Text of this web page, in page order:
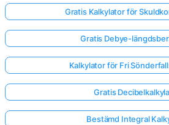
Gratis Kalkylator för
Gratis Debye-
Kalkylator för Fri
Gratis
Bestämd Integral